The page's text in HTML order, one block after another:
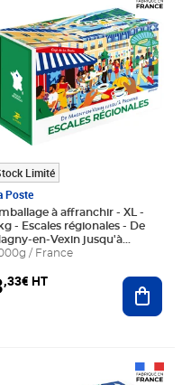
panier
Limité
Poste
à affranchir - XL -
- Escales régionales - De
en-Vexin jusqu'à
/ France
,33€ HT